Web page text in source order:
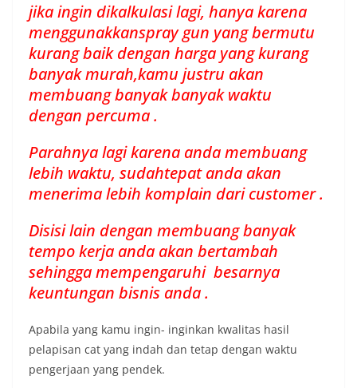
jika ingin dikalkulasi lagi, hanya karena
menggunakkanspray gun yang bermutu
kurang baik dengan harga yang kurang
banyak murah,kamu justru akan
membuang banyak banyak waktu
dengan percuma .
Parahnya lagi karena anda membuang
lebih waktu, sudahtepat anda akan
menerima lebih komplain dari customer .
Disisi lain dengan membuang banyak
tempo kerja anda akan bertambah
sehingga mempengaruhi besarnya
keuntungan bisnis anda .
Apabila yang kamu ingin- inginkan kwalitas hasil
pelapisan cat yang indah dan tetap dengan waktu
pengerjaan yang pendek.